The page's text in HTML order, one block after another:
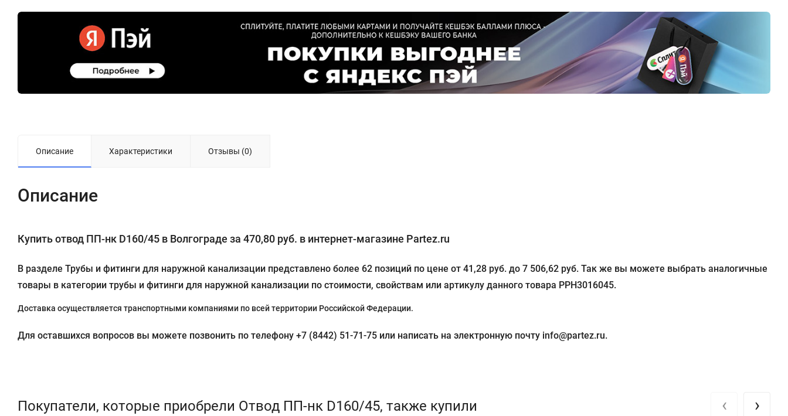
Описание Характеристики Отзывы (0)
Описание
Купить отвод ПП-нк D160/45 в Волгограде за 470,80 руб. в интернет-магазине Partez.ru
В разделе Трубы и фитинги для наружной канализации представлено более 62 позиций по цене от 41,28 руб. до 7 506,62 руб. Так же вы можете выбрать аналогичные
товары в категории трубы и фитинги для наружной канализации по стоимости, свойствам или артикулу данного товара PPH3016045.
Доставка осуществляется транспортными компаниями по всей территории Российской Федерации.
Для оставшихся вопросов вы можете позвонить по телефону +7 (8442) 51-71-75 или написать на электронную почту info@partez.ru.
Покупатели, которые приобрели Отвод ПП-нк D160/45, также купили ‹ ›